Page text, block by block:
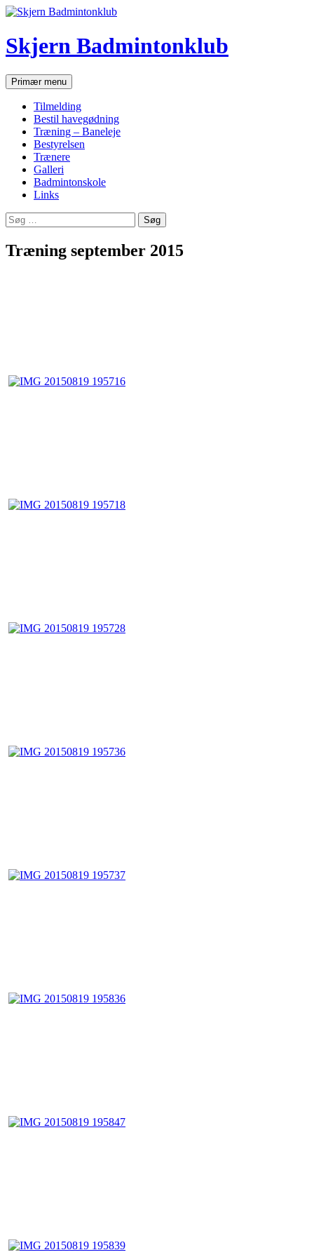
Hop
indhold
Skjern Badmintonklub
SøgPrimær menu
Tilmelding
Bestil havegødning
Træning – Baneleje
Bestyrelsen
Trænere
Galleri
Badmintonskole
Links
Søg
efter:
Træning september 2015